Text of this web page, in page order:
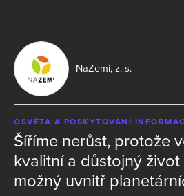
NaZemi, z. s.
OSVĚTA A POSKYTOVÁNÍ
Šíříme nerůst, protože
kvalitní a důstojný
možný uvnitř